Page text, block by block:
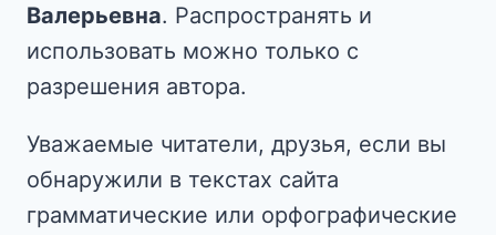
Валерьевна. Распространять и
использовать можно только с
разрешения автора.
Уважаемые читатели, друзья, если вы
обнаружили в текстах сайта
грамматические или орфографические